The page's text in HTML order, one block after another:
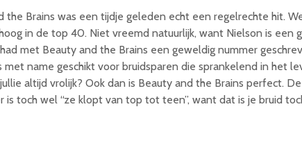
the Brains was een tijdje geleden echt een regelrechte hit.
in de top 40. Niet vreemd natuurlijk, want Nielson is een
met Beauty and the Brains een geweldig nummer
met name geschikt voor bruidsparen die sprankelend in het
altijd vrolijk? Ook dan is Beauty and the Brains perfect.
is toch wel “ze klopt van top tot teen”, want dat is je bruid